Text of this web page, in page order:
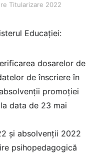
Titularizare 2022
Educației:
dosarelor de
de înscriere în
promoției
data de 23 mai
și absolvenții 2022
psihopedagogică